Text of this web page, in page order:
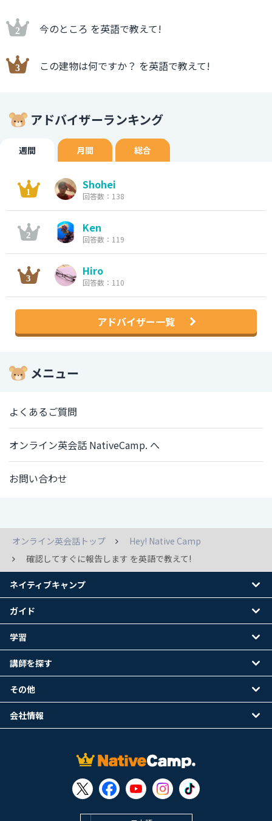
今のところ を英語で教えて!
この建物は何ですか？ を英語で教えて!
アドバイザーランキング
週間 月間 総合
Shohei
回答数：138
Ken
回答数：119
Hiro
回答数：110
アドバイザー一覧
メニュー
よくあるご質問
オンライン英会話 NativeCamp. へ
お問い合わせ
オンライン英会話トップ
Hey! Native Camp
確認してすぐに報告します を英語で教えて!
ネイティブキャンプ
ガイド
学習
講師を探す
その他
会社情報